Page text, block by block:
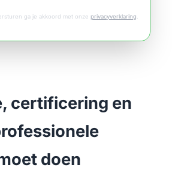
ga je akkoord met onze privacyverklaring.
certificering en
doen